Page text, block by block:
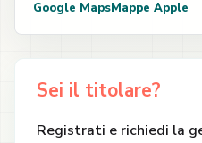
Google MapsMappe Apple
Sei il titolare?
Registrati e richiedi la